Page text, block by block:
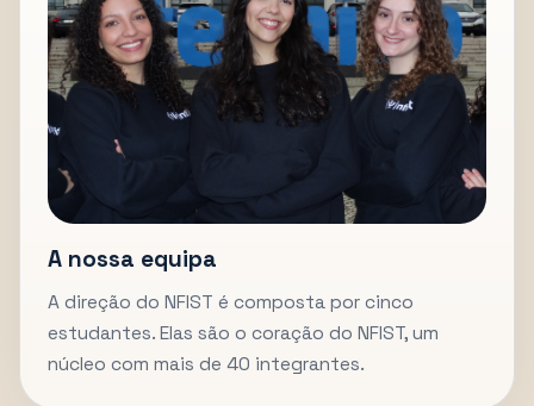
A nossa equipa
A direção do NFIST é composta por cinco
estudantes. Elas são o coração do NFIST, um
núcleo com mais de 40 integrantes.